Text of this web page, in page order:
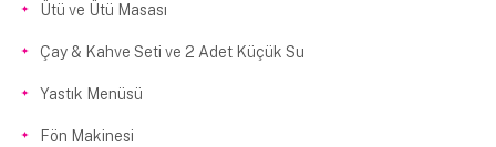
Ütü ve Ütü Masası
Çay & Kahve Seti ve 2 Adet Küçük Su
Yastık Menüsü
Fön Makinesi